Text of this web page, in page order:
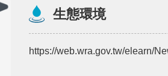
生態環境
https://web.wra.gov.tw/elearn/